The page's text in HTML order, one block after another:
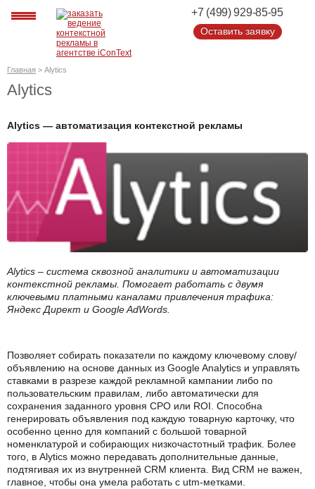
+7 (499) 929-85-95
Оставить заявку
Оставить заявку
Главная > Alytics
Alytics
Alytics — автоматизация контекстной рекламы
Alytics – система сквозной аналитики и автоматизации
контекстной рекламы. Помогает работать с двумя
ключевыми платными каналами привлечения трафика:
Яндекс Директ и Google AdWords.
Позволяет собирать показатели по каждому ключевому слову/
объявлению на основе данных из Google Analytics и управлять
ставками в разрезе каждой рекламной кампании либо по
пользовательским правилам, либо автоматически для
сохранения заданного уровня CPO или ROI. Способна
генерировать объявления под каждую товарную карточку, что
особенно ценно для компаний с большой товарной
номенклатурой и собирающих низкочастотный трафик. Более
того, в Alytics можно передавать дополнительные данные,
подтягивая их из внутренней CRM клиента. Вид CRM не важен,
главное, чтобы она умела работать с utm-метками.